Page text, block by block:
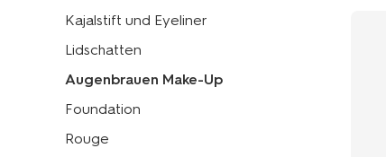
Kajalstift und Eyeliner
Lidschatten
Augenbrauen Make-Up
Foundation
Rouge